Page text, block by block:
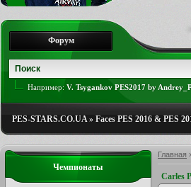
Форум
Например: V. Tsygankov PES2017 by
PES-STARS.CO.UA» Faces PES 2016 & PES
Главная
Carles
Чемпионаты